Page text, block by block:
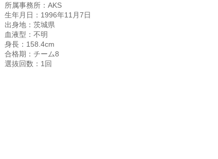
所属事務所：AKS
生年月日：1996年11月7日
出身地：茨城県
血液型：不明
身長：158.4cm
合格期：チーム8
選抜回数：1回